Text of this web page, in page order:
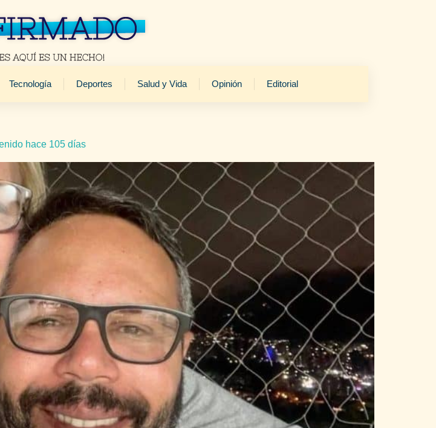
Tecnología Deportes Salud y Vida Opinión Editorial
hace 105 días